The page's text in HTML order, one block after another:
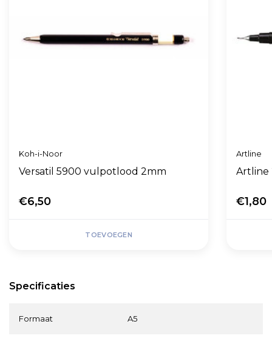
Specificaties
Formaat A5
Koh-i-Noor
Versatil 5900 vulpotlood 2mm
€6,50
TOEVOEGEN
Artline
Artline
€1,80